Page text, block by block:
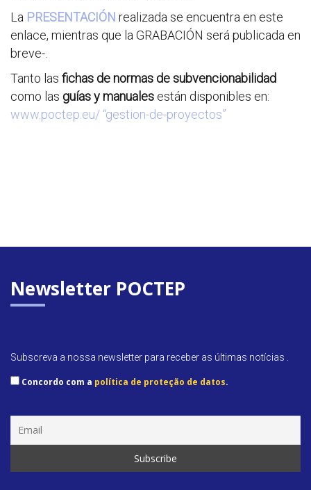
La PRESENTACIÓN realizada se encuentra en este
enlace, mientras que la GRABACIÓN será publicada en
breve-.
Tanto las fichas de normas de subvencionabilidad
como las guías y manualesestán disponibles en:
www.poctep.eu/ “gestion-de-proyectos”
Newsletter POCTEP
Subscreva a nossa newsletter para receber as últimas notícias .
Concordo com a política de proteção de datos.